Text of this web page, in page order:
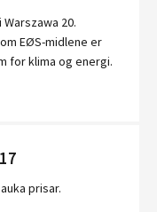
20.
EØS-midlene er
for klima og energi.
prisar.